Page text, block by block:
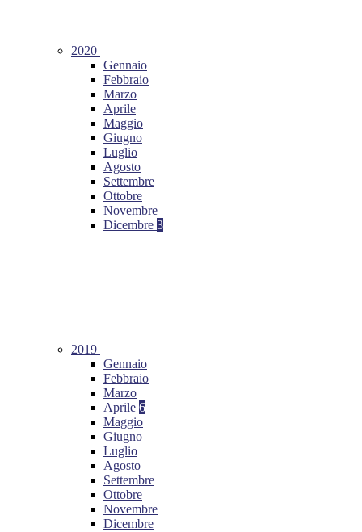
2020
Gennaio
Febbraio
Marzo
Aprile
Maggio
Giugno
Luglio
Agosto
Settembre
Ottobre
Novembre
Dicembre 3
2019
Gennaio
Febbraio
Marzo
Aprile 6
Maggio
Giugno
Luglio
Agosto
Settembre
Ottobre
Novembre
Dicembre